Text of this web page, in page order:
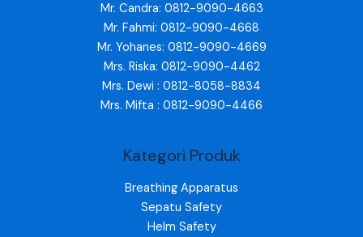
Mr. Candra: 0812-9090-4663
Mr. Fahmi: 0812-9090-4668
Mr. Yohanes: 0812-9090-4669
Mrs. Riska: 0812-9090-4462
Mrs. Dewi : 0812-8058-8834
Mrs. Mifta : 0812-9090-4466
Kategori Produk
Breathing Apparatus
Sepatu Safety
Helm Safety